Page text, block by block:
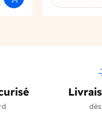
Déclinaison